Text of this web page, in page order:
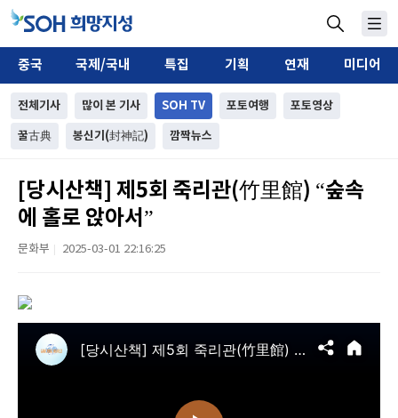
중국 국제/국내 특집 기획 연재 미디어
전체기사 많이 본 기사 SOH TV 포토여행 포토영상
꿀古典 봉신기(封神記) 깜짝뉴스
[당시산책] 제5회 죽리관(竹里館) “숲속
에 홀로 앉아서”
문화부 2025-03-01 22:16:25